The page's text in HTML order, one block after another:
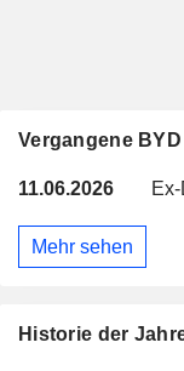
Vergangene
11.06.2026
Mehr sehen
Historie der